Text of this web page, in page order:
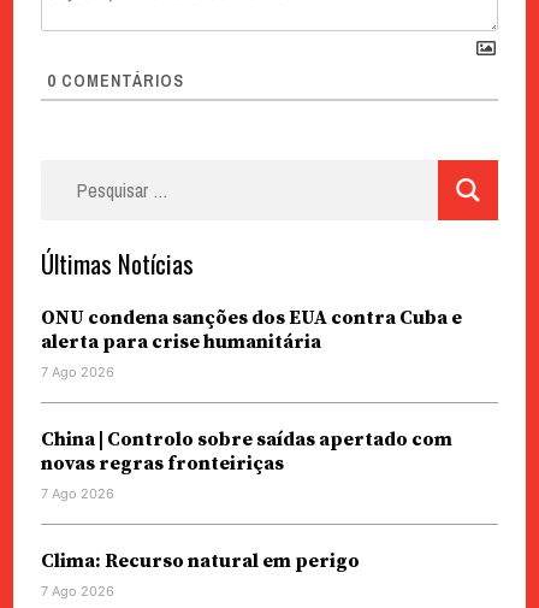
0 COMENTÁRIOS
Últimas Notícias
ONU condena sanções dos EUA contra Cuba e
alerta para crise humanitária
7 Ago 2026
China | Controlo sobre saídas apertado com
novas regras fronteiriças
7 Ago 2026
Clima: Recurso natural em perigo
7 Ago 2026